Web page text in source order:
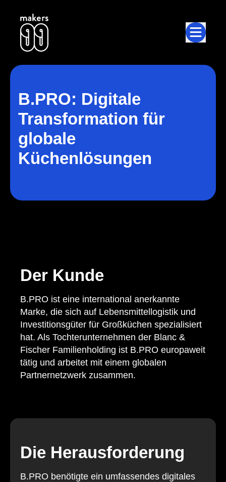
B.PRO: Digitale
Transformation für
globale
Küchenlösungen
Der Kunde
B.PRO ist eine international anerkannte
Marke, die sich auf Lebensmittellogistik und
Investitionsgüter für Großküchen spezialisiert
hat. Als Tochterunternehmen der Blanc &
Fischer Familienholding ist B.PRO europaweit
tätig und arbeitet mit einem globalen
Partnernetzwerk zusammen.
Die Herausforderung
B.PRO benötigte ein umfassendes digitales